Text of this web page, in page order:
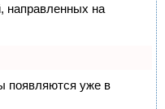
направленных на
появляются уже в